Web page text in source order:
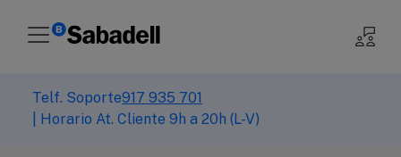
Telf. Soporte917 935 701
| Horario At. Cliente 9h a 20h (L-V)